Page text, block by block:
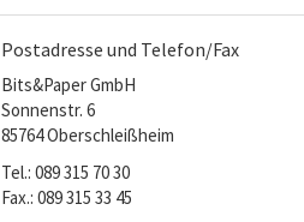
Postadresse und Telefon/Fax
Bits&Paper GmbH
Sonnenstr. 6
85764 Oberschleißheim
Tel.: 089 315 70 30
Fax.: 089 315 33 45